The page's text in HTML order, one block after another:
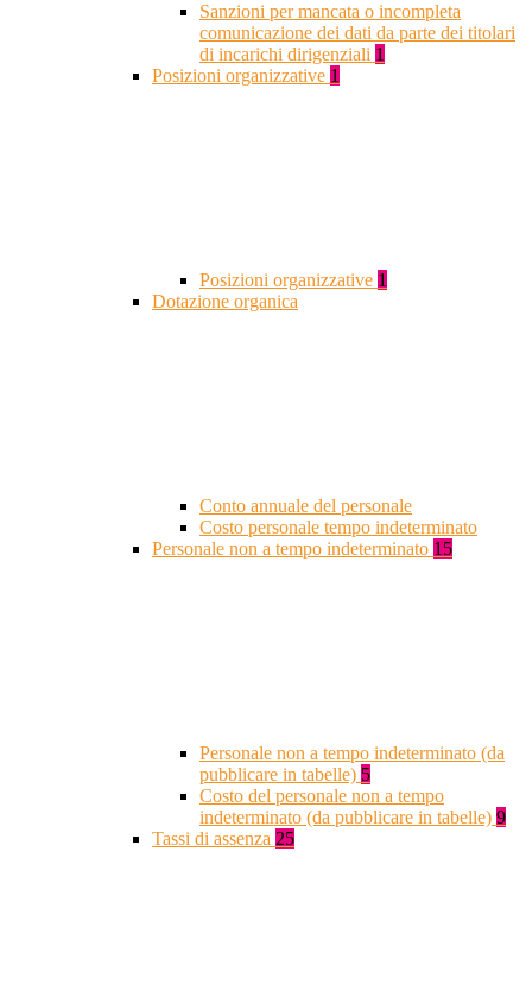
Sanzioni per mancata o incompleta
comunicazione dei dati da parte dei titolari
di incarichi dirigenziali 1
Posizioni organizzative 1
Posizioni organizzative 1
Dotazione organica
Conto annuale del personale
Costo personale tempo indeterminato
Personale non a tempo indeterminato 15
Personale non a tempo indeterminato (da
pubblicare in tabelle) 5
Costo del personale non a tempo
indeterminato (da pubblicare in tabelle) 9
Tassi di assenza 25